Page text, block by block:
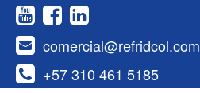
+57 310 461 5185
comercial@refridcol.com